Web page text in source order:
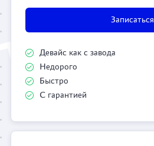
Записаться
Девайс как с завода
Недорого
Быстро
С гарантией